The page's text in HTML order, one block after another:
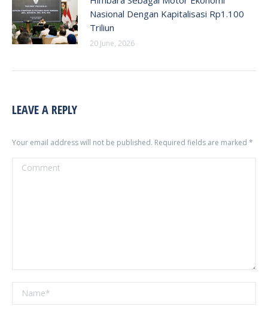
Nasional Dengan Kapitalisasi Rp1.100
Triliun
20 June, 2026
LEAVE A REPLY
Your email address will not be published. Required fields are marked *
Comment
Name *